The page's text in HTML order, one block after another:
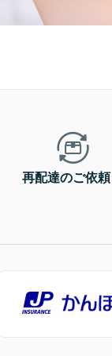
再配達のご依頼